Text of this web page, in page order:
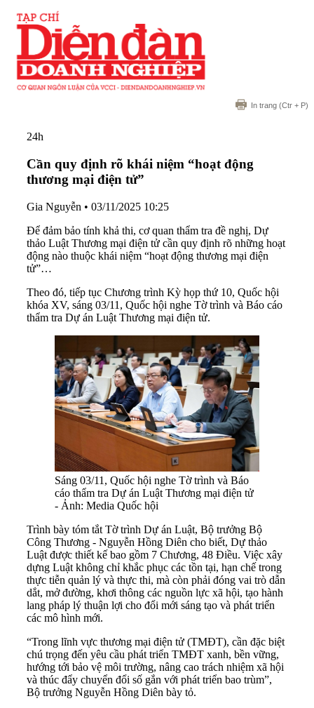
In trang (Ctr + P)
24h
Cần quy định rõ khái niệm “hoạt động
thương mại điện tử”
Gia Nguyễn • 03/11/2025 10:25
Để đảm bảo tính khả thi, cơ quan thẩm tra đề nghị, Dự
thảo Luật Thương mại điện tử cần quy định rõ những hoạt
động nào thuộc khái niệm “hoạt động thương mại điện
tử”…
Theo đó, tiếp tục Chương trình Kỳ họp thứ 10, Quốc hội
khóa XV, sáng 03/11, Quốc hội nghe Tờ trình và Báo cáo
thẩm tra Dự án Luật Thương mại điện tử.
Sáng 03/11, Quốc hội nghe Tờ trình và Báo
cáo thẩm tra Dự án Luật Thương mại điện tử
- Ảnh: Media Quốc hội
Trình bày tóm tắt Tờ trình Dự án Luật, Bộ trưởng Bộ
Công Thương - Nguyễn Hồng Diên cho biết, Dự thảo
Luật được thiết kế bao gồm 7 Chương, 48 Điều. Việc xây
dựng Luật không chỉ khắc phục các tồn tại, hạn chế trong
thực tiễn quản lý và thực thi, mà còn phải đóng vai trò dẫn
dắt, mở đường, khơi thông các nguồn lực xã hội, tạo hành
lang pháp lý thuận lợi cho đổi mới sáng tạo và phát triển
các mô hình mới.
“Trong lĩnh vực thương mại điện tử (TMĐT), cần đặc biệt
chú trọng đến yêu cầu phát triển TMĐT xanh, bền vững,
hướng tới bảo vệ môi trường, nâng cao trách nhiệm xã hội
và thúc đẩy chuyển đổi số gắn với phát triển bao trùm”,
Bộ trưởng Nguyễn Hồng Diên bày tỏ.